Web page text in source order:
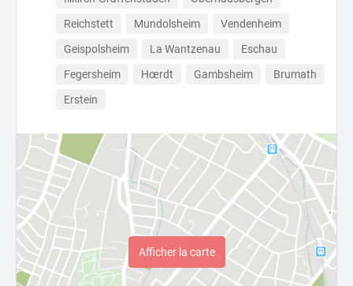
Reichstett
Mundolsheim
Vendenheim
Geispolsheim
La Wantzenau
Eschau
Fegersheim
Hœrdt Gambsheim
Brumath
Erstein
Afficher la carte